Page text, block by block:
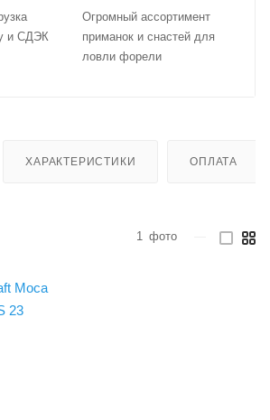
и СДЭК
Огромный ассортимент
приманок и снастей для
ловли форели
ХАРАКТЕРИСТИКИ ОПЛАТА
1 фото